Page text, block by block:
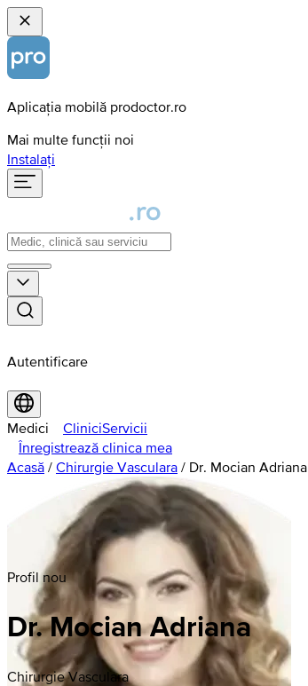
Aplicația mobilă prodoctor.ro
Mai multe funcții noi
Instalați
Autentificare
Medici CliniciServicii
Înregistrează clinica mea
Acasă / Chirurgie Vasculara / Dr. Mocian Adriana
Profil nou
Dr. Mocian Adriana
Chirurgie Vasculara